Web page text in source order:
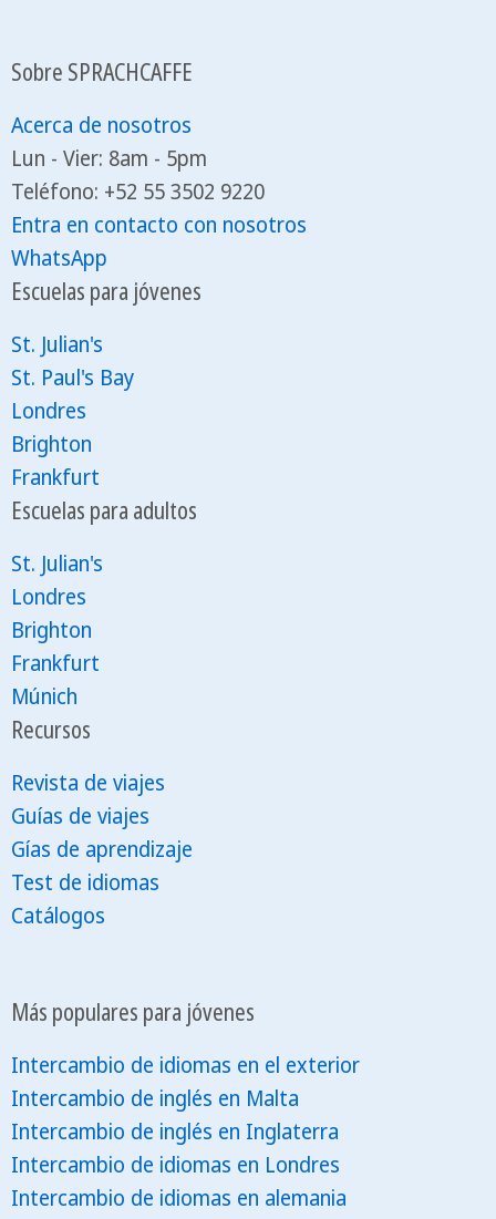
Sobre SPRACHCAFFE
Acerca de nosotros
Lun - Vier: 8am - 5pm
Teléfono: +52 55 3502 9220
Entra en contacto con nosotros
WhatsApp
Escuelas para jóvenes
St. Julian's
St. Paul's Bay
Londres
Brighton
Frankfurt
Escuelas para adultos
St. Julian's
Londres
Brighton
Frankfurt
Múnich
Recursos
Revista de viajes
Guías de viajes
Gías de aprendizaje
Test de idiomas
Catálogos
Más populares para jóvenes
Intercambio de idiomas en el exterior
Intercambio de inglés en Malta
Intercambio de inglés en Inglaterra
Intercambio de idiomas en Londres
Intercambio de idiomas en alemania